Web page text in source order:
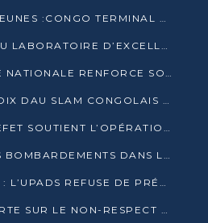
EMPLOYABILITÉ DES JEUNES :CONGO TERMINAL S’ALLIE À L’ESCIC POUR RAPPROCHER L’ÉCOLE DU TERRAIN
MOUYONDZI, NOUVEAU LABORATOIRE D’EXCELLENCE PÉDAGOGIQUE AVEC L’ENFICE
SCIENCE : L’ACADÉMIE NATIONALE RENFORCE SON ÉQUIPE ET TRACE SA FEUILLE DE ROUTE 2026
CARDY YOUELO, LA VOIX DAU SLAM CONGOLAIS QUI INTERPELLE LE MONDE
BRAZZAVILLE : LE PRÉFET SOUTIENT L’OPÉRATION « ZÉRO KULUNA » ET APPELLE À LA VIGILANCE CITOYENNE
LE CNR DÉNONCE DES BOMBARDEMENTS DANS LE POOL ET ACCUSE LE GOUVERNEMENT
PRÉSIDENTIELLE 2026 : L’UPADS REFUSE DE PRÉSENTER UN CANDIDAT ET DÉNONCE UN PROCESSUS NON CRÉDIBLE
FÉLIX TSHISEKEDI ALERTE SUR LE NON-RESPECT DES ENGAGEMENTS DE PAIX APRÈS SA RENCONTRE AVEC D. SASSOU-NGUESSO